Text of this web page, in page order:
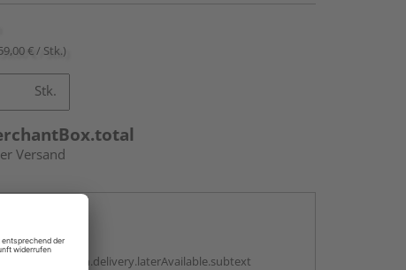
€ / Stk.)
Stk.
Versand